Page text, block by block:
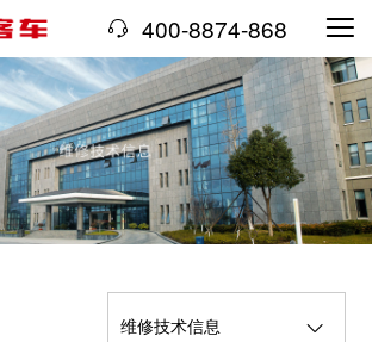
400-8874-868
维修技术信息